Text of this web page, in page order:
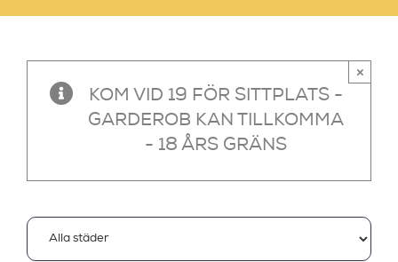
KOM VID 19 FÖR SITTPLATS -
GARDEROB KAN TILLKOMMA
- 18 ÅRS GRÄNS
×